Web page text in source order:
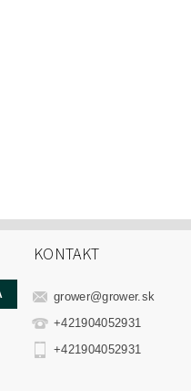
KONTAKT
grower@grower.sk
+421904052931
+421904052931